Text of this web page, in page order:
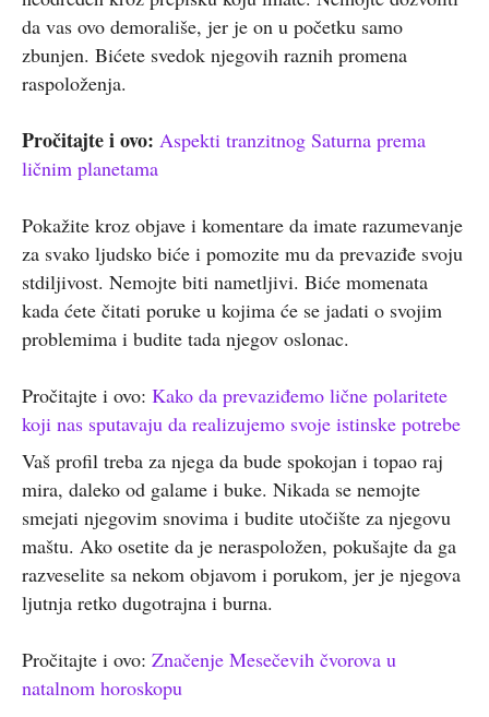
da vas ovo demorališe, jer je on u početku samo
zbunjen. Bićete svedok njegovih raznih promena
raspoloženja.
Pročitajte i ovo: Aspekti tranzitnog Saturna prema
ličnim planetama
Pokažite kroz objave i komentare da imate razumevanje
za svako ljudsko biće i pomozite mu da prevaziđe svoju
stdiljivost. Nemojte biti nametljivi. Biće momenata
kada ćete čitati poruke u kojima će se jadati o svojim
problemima i budite tada njegov oslonac.
Pročitajte i ovo: Kako da prevaziđemo lične polaritete
koji nas sputavaju da realizujemo svoje istinske potrebe
Vaš profil treba za njega da bude spokojan i topao raj
mira, daleko od galame i buke. Nikada se nemojte
smejati njegovim snovima i budite utočište za njegovu
maštu. Ako osetite da je neraspoložen, pokušajte da ga
razveselite sa nekom objavom i porukom, jer je njegova
ljutnja retko dugotrajna i burna.
Pročitajte i ovo: Značenje Mesečevih čvorova u
natalnom horoskopu